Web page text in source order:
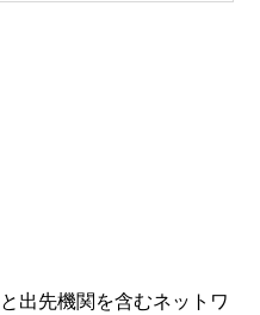
出先機関を含むネットワ